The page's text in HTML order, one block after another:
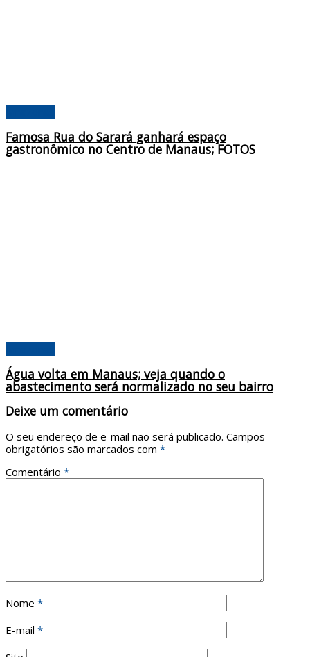
Famosa Rua do Sarará ganhará espaço
gastronômico no Centro de Manaus; FOTOS
Água volta em Manaus; veja quando o
abastecimento será normalizado no seu bairro
Deixe um comentário
O seu endereço de e-mail não será publicado. Campos
obrigatórios são marcados com *
Comentário *
Nome *
E-mail *